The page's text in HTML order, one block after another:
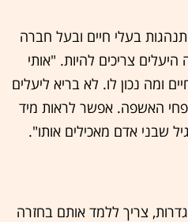
בעלי חיים ובעל חברה
היעלים צריכים להיות. "אותי
ומה נכון לו. לא בריא ליעלים
האשפה. אפשר לראות מיד
שבני אדם מאכילים אותו".
צריך ללמד אותם בחזרה